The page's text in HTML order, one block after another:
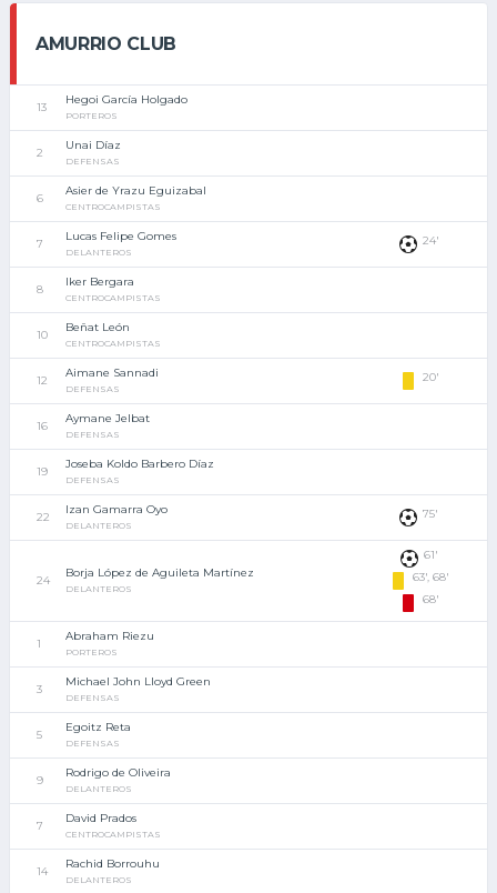
AMURRIO CLUB
13
Hegoi García Holgado
PORTEROS
2
Unai Díaz
DEFENSAS
6
Asier de Yrazu Eguizabal
CENTROCAMPISTAS
7
Lucas Felipe Gomes
DELANTEROS
24'
8
Iker Bergara
CENTROCAMPISTAS
10
Beñat León
CENTROCAMPISTAS
12
Aimane Sannadi
DEFENSAS
20'
16
Aymane Jelbat
DEFENSAS
19
Joseba Koldo Barbero Díaz
DEFENSAS
22
Izan Gamarra Oyo
DELANTEROS
75'
24
Borja López de Aguileta Martínez
DELANTEROS
61'
63', 68'
68'
1
Abraham Riezu
PORTEROS
3
Michael John Lloyd Green
DEFENSAS
5
Egoitz Reta
DEFENSAS
9
Rodrigo de Oliveira
DELANTEROS
7
David Prados
CENTROCAMPISTAS
14
Rachid Borrouhu
DELANTEROS